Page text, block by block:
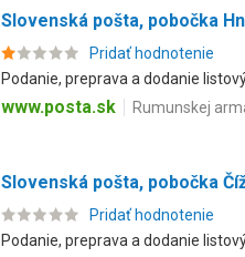
Slovenská pošta, pobočka
Pridať hodnotenie
Podanie, preprava a dodanie
www.posta.sk Rumunskej
Slovenská pošta, pobočka
Pridať hodnotenie
Podanie, preprava a dodanie